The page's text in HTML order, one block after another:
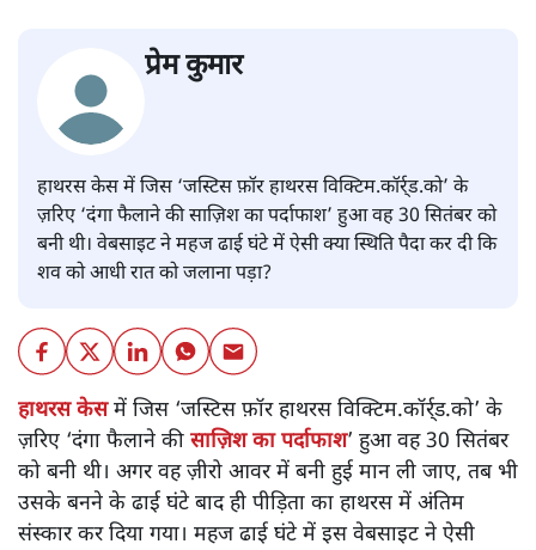
प्रेम कुमार
हाथरस केस में जिस ‘जस्टिस फ़ॉर हाथरस विक्टिम.कॉर्र्ड.को’ के
ज़रिए ‘दंगा फैलाने की साज़िश का पर्दाफाश’ हुआ वह 30 सितंबर को
बनी थी। वेबसाइट ने महज ढाई घंटे में ऐसी क्या स्थिति पैदा कर दी कि
शव को आधी रात को जलाना पड़ा?
हाथरस केसमें जिस ‘जस्टिस फ़ॉर हाथरस विक्टिम.कॉर्र्ड.को’ के
ज़रिए ‘दंगा फैलाने की साज़िश का पर्दाफाश’ हुआ वह 30 सितंबर
को बनी थी। अगर वह ज़ीरो आवर में बनी हुई मान ली जाए, तब भी
उसके बनने के ढाई घंटे बाद ही पीड़िता का हाथरस में अंतिम
संस्कार कर दिया गया। महज ढाई घंटे में इस वेबसाइट ने ऐसी